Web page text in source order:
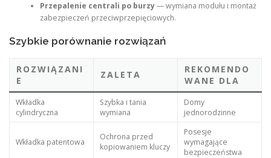
Przepalenie centrali po burzy— wymiana modułu i montaż
zabezpieczeń przeciwprzepięciowych.
Szybkie porównanie rozwiązań
ROZWIĄZANI
E
ZALETA
REKOMENDO
WANE DLA
Wkładka
cylindryczna
Szybka i tania
wymiana
Domy
jednorodzinne
Wkładka patentowa
Ochrona przed
kopiowaniem kluczy
Posesje
wymagające
bezpieczeństwa